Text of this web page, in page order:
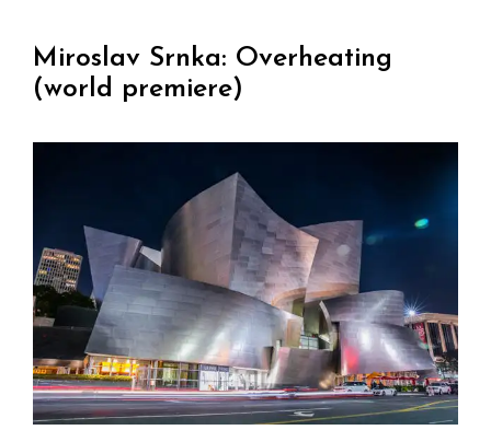
Miroslav Srnka: Overheating
(world premiere)